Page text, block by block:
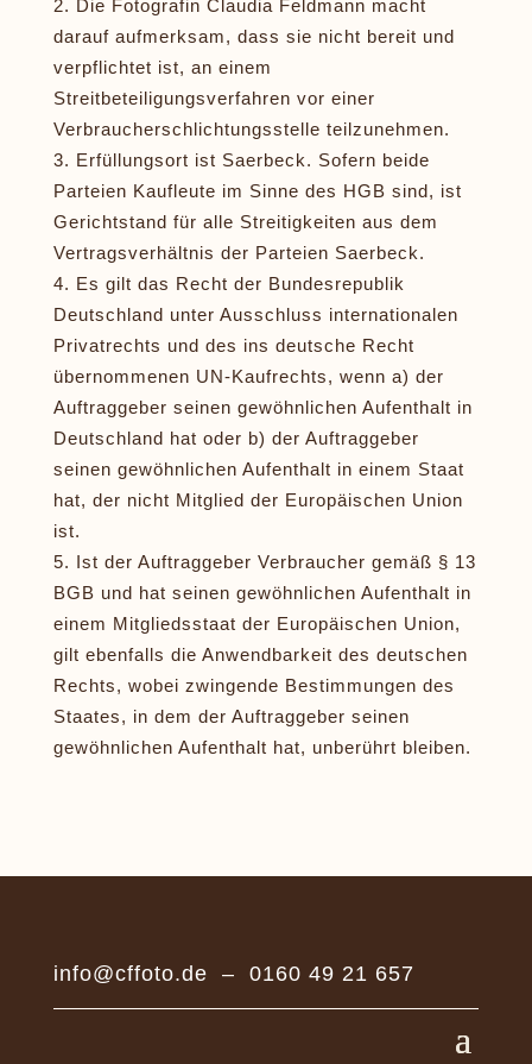
Die Fotografin Claudia Feldmann macht
darauf aufmerksam, dass sie nicht bereit und
verpflichtet ist, an einem
Streitbeteiligungsverfahren vor einer
Verbraucherschlichtungsstelle teilzunehmen.
Erfüllungsort ist Saerbeck. Sofern beide
Parteien Kaufleute im Sinne des HGB sind, ist
Gerichtstand für alle Streitigkeiten aus dem
Vertragsverhältnis der Parteien Saerbeck.
Es gilt das Recht der Bundesrepublik
Deutschland unter Ausschluss internationalen
Privatrechts und des ins deutsche Recht
übernommenen UN-Kaufrechts, wenn a) der
Auftraggeber seinen gewöhnlichen Aufenthalt in
Deutschland hat oder b) der Auftraggeber
seinen gewöhnlichen Aufenthalt in einem Staat
hat, der nicht Mitglied der Europäischen Union
ist.
Ist der Auftraggeber Verbraucher gemäß § 13
BGB und hat seinen gewöhnlichen Aufenthalt in
einem Mitgliedsstaat der Europäischen Union,
gilt ebenfalls die Anwendbarkeit des deutschen
Rechts, wobei zwingende Bestimmungen des
Staates, in dem der Auftraggeber seinen
gewöhnlichen Aufenthalt hat, unberührt bleiben.
info@cffoto.de – 0160 49 21 657